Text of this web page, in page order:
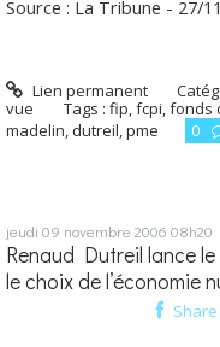
Source : La Tribune - 27/
Lien permanent
vue
Tags : fip,fcpi,fonds
madelin, dutreil,pme 0
jeudi 09 novembre 2006 08h20
Renaud Dutreil lance
le choix de l’économie
Share